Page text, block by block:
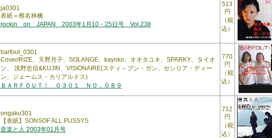
ja0301
表紙＝椎名林檎
rockin on JAPAN 2003年1月10・25日号 Vol.238
513
円
（税
込）
barfout_0301
Cover/RIZE、天野月子、SOLANGE、kayoko、オオタユキ、SPARKY、タイオ
ン、 浅野忠信&KUJIN、VISIONAIRE(スティ－ブン・ガン、セシリア・ディー
ン、ジェームス・カリアルドス)
ＢＡＲＦＯＵＴ！ ０３０１ ＮＯ．０８９
770
円
（税
込）
ongaku301
【表紙】SONSOF ALL PUSSYS
音楽と人 2003年01月号
712
円
（税
込）